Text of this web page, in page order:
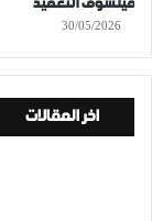
فيلسوف التعقيد
30/05/2026
اخر المقالات